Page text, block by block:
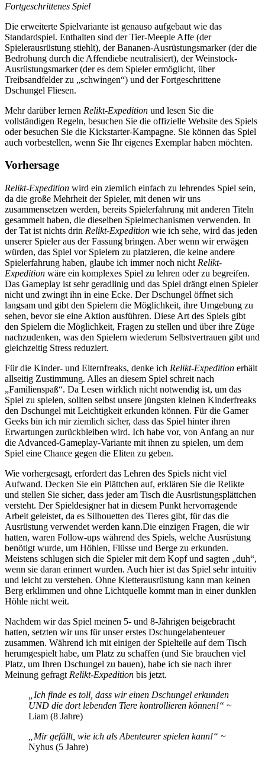
Fortgeschrittenes Spiel
Die erweiterte Spielvariante ist genauso aufgebaut wie das
Standardspiel. Enthalten sind der Tier-Meeple Affe (der
Spielerausrüstung stiehlt), der Bananen-Ausrüstungsmarker (der die
Bedrohung durch die Affendiebe neutralisiert), der Weinstock-
Ausrüstungsmarker (der es dem Spieler ermöglicht, über
Treibsandfelder zu „schwingen“) und der Fortgeschrittene
Dschungel Fliesen.
Mehr darüber lernen Relikt-Expedition und lesen Sie die
vollständigen Regeln, besuchen Sie die offizielle Website des Spiels
oder besuchen Sie die Kickstarter-Kampagne. Sie können das Spiel
auch vorbestellen, wenn Sie Ihr eigenes Exemplar haben möchten.
Vorhersage
Relikt-Expedition wird ein ziemlich einfach zu lehrendes Spiel sein,
da die große Mehrheit der Spieler, mit denen wir uns
zusammensetzen werden, bereits Spielerfahrung mit anderen Titeln
gesammelt haben, die dieselben Spielmechanismen verwenden. In
der Tat ist nichts drin Relikt-Expedition wie ich sehe, wird das jeden
unserer Spieler aus der Fassung bringen. Aber wenn wir erwägen
würden, das Spiel vor Spielern zu platzieren, die keine andere
Spielerfahrung haben, glaube ich immer noch nicht Relikt-
Expedition wäre ein komplexes Spiel zu lehren oder zu begreifen.
Das Gameplay ist sehr geradlinig und das Spiel drängt einen Spieler
nicht und zwingt ihn in eine Ecke. Der Dschungel öffnet sich
langsam und gibt den Spielern die Möglichkeit, ihre Umgebung zu
sehen, bevor sie eine Aktion ausführen. Diese Art des Spiels gibt
den Spielern die Möglichkeit, Fragen zu stellen und über ihre Züge
nachzudenken, was den Spielern wiederum Selbstvertrauen gibt und
gleichzeitig Stress reduziert.
Für die Kinder- und Elternfreaks, denke ich Relikt-Expedition erhält
allseitig Zustimmung. Alles an diesem Spiel schreit nach
„Familienspaß“. Da Lesen wirklich nicht notwendig ist, um das
Spiel zu spielen, sollten selbst unsere jüngsten kleinen Kinderfreaks
den Dschungel mit Leichtigkeit erkunden können. Für die Gamer
Geeks bin ich mir ziemlich sicher, dass das Spiel hinter ihren
Erwartungen zurückbleiben wird. Ich habe vor, von Anfang an nur
die Advanced-Gameplay-Variante mit ihnen zu spielen, um dem
Spiel eine Chance gegen die Eliten zu geben.
Wie vorhergesagt, erfordert das Lehren des Spiels nicht viel
Aufwand. Decken Sie ein Plättchen auf, erklären Sie die Relikte
und stellen Sie sicher, dass jeder am Tisch die Ausrüstungsplättchen
versteht. Der Spieldesigner hat in diesem Punkt hervorragende
Arbeit geleistet, da es Silhouetten des Tieres gibt, für das die
Ausrüstung verwendet werden kann.Die einzigen Fragen, die wir
hatten, waren Follow-ups während des Spiels, welche Ausrüstung
benötigt wurde, um Höhlen, Flüsse und Berge zu erkunden.
Meistens schlugen sich die Spieler mit dem Kopf und sagten „duh“,
wenn sie daran erinnert wurden. Auch hier ist das Spiel sehr intuitiv
und leicht zu verstehen. Ohne Kletterausrüstung kann man keinen
Berg erklimmen und ohne Lichtquelle kommt man in einer dunklen
Höhle nicht weit.
Nachdem wir das Spiel meinen 5- und 8-Jährigen beigebracht
hatten, setzten wir uns für unser erstes Dschungelabenteuer
zusammen. Während ich mit einigen der Spielteile auf dem Tisch
herumgespielt habe, um Platz zu schaffen (und Sie brauchen viel
Platz, um Ihren Dschungel zu bauen), habe ich sie nach ihrer
Meinung gefragt Relikt-Expedition bis jetzt.
„Ich finde es toll, dass wir einen Dschungel erkunden
UND die dort lebenden Tiere kontrollieren können!“ ~
Liam (8 Jahre)
„Mir gefällt, wie ich als Abenteurer spielen kann!“ ~
Nyhus (5 Jahre)